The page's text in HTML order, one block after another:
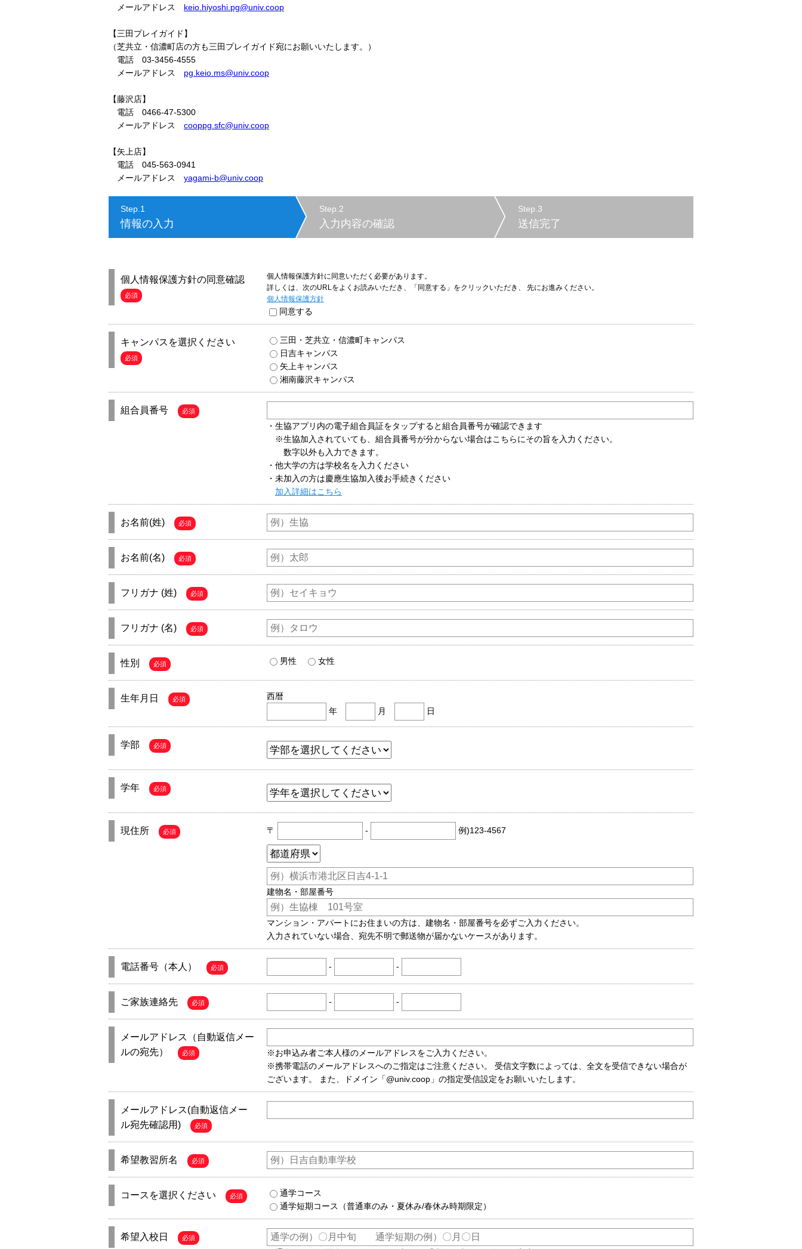
メールアドレス keio.hiyoshi.pg@univ.coop
【三田プレイガイド】
（芝共立・信濃町店の方も三田プレイガイド宛にお願いいたします。）
電話 03-3456-4555
メールアドレス pg.keio.ms@univ.coop
【藤沢店】
電話 0466-47-5300
メールアドレス cooppg.sfc@univ.coop
【矢上店】
電話 045-563-0941
メールアドレス yagami-b@univ.coop
Step.1
情報の入力
Step.2
入力内容の確認
Step.3
送信完了
個人情報保護方針の同意確認
必須
個人情報保護方針に同意いただく必要があります。
詳しくは、次のURLをよくお読みいただき、「同意する」をクリックいただき、 先にお進みください。
個人情報保護方針
同意する
キャンパスを選択ください
必須
三田・芝共立・信濃町キャンパス
日吉キャンパス
矢上キャンパス
湘南藤沢キャンパス
組合員番号 必須
・生協アプリ内の電子組合員証をタップすると組合員番号が確認できます
※生協加入されていても、組合員番号が分からない場合はこちらにその旨を入力ください。
数字以外も入力できます。
・他大学の方は学校名を入力ください
・未加入の方は慶應生協加入後お手続きください
加入詳細はこちら
お名前(姓) 必須
お名前(名) 必須
フリガナ (姓) 必須
フリガナ (名) 必須
性別 必須 男性 女性
生年月日 必須
西暦
年
月 日
学部 必須
学年 必須
現住所 必須 〒 - 例)123-4567
建物名・部屋番号
マンション・アパートにお住まいの方は、建物名・部屋番号を必ずご入力ください。
入力されていない場合、宛先不明で郵送物が届かないケースがあります。
電話番号（本人） 必須 - -
ご家族連絡先 必須 - -
メールアドレス（自動返信メー
ルの宛先）
必須
※お申込み者ご本人様のメールアドレスをご入力ください。
※携帯電話のメールアドレスへのご指定はご注意ください。 受信文字数によっては、全文を受信できない場合が
ございます。 また、ドメイン「@univ.coop」の指定受信設定をお願いいたします。
メールアドレス(自動返信メー
ル宛先確認用)
必須
希望教習所名 必須
コースを選択ください 必須
通学コース
通学短期コース（普通車のみ・夏休み/春休み時期限定）
希望入校日 必須